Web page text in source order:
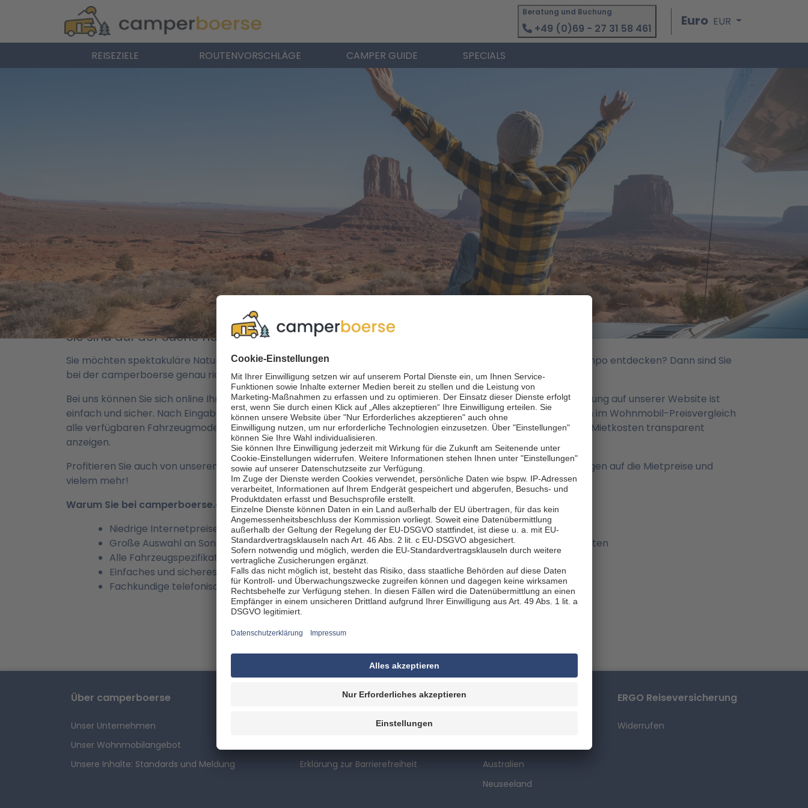
Beratung und Buchung
+49 (0)69 - 27 31 58 461 Euro EUR
REISEZIELE ROUTENVORSCHLÄGE CAMPER GUIDE SPECIALS
/ camperboerse.com - Unser Wohnmobilangebot
Sie sind auf der Suche nach Freiheit und Abenteuer?
Sie möchten spektakuläre Naturwunder und grandiose Landschaften mit dem Wohnmobil in Ihrem eigenen Tempo entdecken? Dann sind Sie
bei der camperboerse genau richtig!
Bei uns können Sie sich online Ihren Camperurlaub zum bestmöglichen Preis zusammenstellen. Die Online-Buchung auf unserer Website ist
einfach und sicher. Nach Eingabe Ihrer gewünschten Anmiet- bzw. Rückgabestation und Reisezeit werden Ihnen im Wohnmobil-Preisvergleich
alle verfügbaren Fahrzeugmodelle angezeigt. Suchen Sie sich in Ruhe Ihr Motorhome aus und lassen Sie sich die Mietkosten transparent
anzeigen.
Profitieren Sie auch von unseren sensationellen Specials, wie z.B. attraktiven Frühbucherangeboten, Ermäßigungen auf die Mietpreise und
vielem mehr!
Warum Sie bei camperboerse.com buchen sollten:
Niedrige Internetpreise!
Große Auswahl an Sonderangeboten und Specials - automatisch in unseren Online-Angeboten enthalten
Alle Fahrzeugspezifikationen und Mietinformationen online einsehen
Einfaches und sicheres Online-Buchungssystem mit SSL-Verschlüsselungstechnologie
Fachkundige telefonische Beratung durch unsere Spezialisten
Über camperboerse
Unser Unternehmen
Unser Wohnmobilangebot
Unsere Inhalte: Standards und Meldung
Beratung & Service
Fragen & Antworten
Erklärung zur Barrierefreiheit
Australien
Neuseeland
ERGO Reiseversicherung
Widerrufen